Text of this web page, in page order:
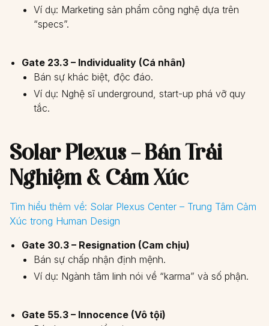
Ví dụ: Marketing sản phẩm công nghệ dựa trên
“specs”.
Gate 23.3 – Individuality (Cá nhân)
Bán sự khác biệt, độc đáo.
Ví dụ: Nghệ sĩ underground, start-up phá vỡ quy
tắc.
Solar Plexus – Bán Trải
Nghiệm & Cảm Xúc
Tìm hiểu thêm về: Solar Plexus Center – Trung Tâm Cảm
Xúc trong Human Design
Gate 30.3 – Resignation (Cam chịu)
Bán sự chấp nhận định mệnh.
Ví dụ: Ngành tâm linh nói về “karma” và số phận.
Gate 55.3 – Innocence (Vô tội)